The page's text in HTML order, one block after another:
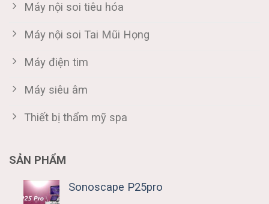
Máy nội soi tiêu hóa
Máy nội soi Tai Mũi Họng
Máy điện tim
Máy siêu âm
Thiết bị thẩm mỹ spa
SẢN PHẨM
Sonoscape P25pro